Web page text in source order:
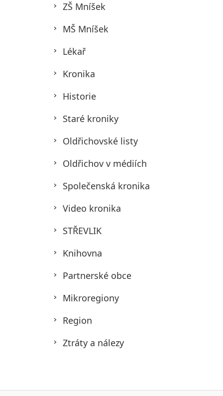
ZŠ Mníšek
MŠ Mníšek
Lékař
Kronika
Historie
Staré kroniky
Oldřichovské listy
Oldřichov v médiích
Společenská kronika
Video kronika
STŘEVLIK
Knihovna
Partnerské obce
Mikroregiony
Region
Ztráty a nálezy